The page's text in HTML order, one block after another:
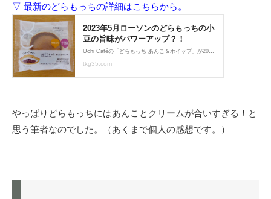
▽ 最新のどらもっちの詳細はこちらから。
やっぱりどらもっちにはあんことクリームが合いすぎる！と
思う筆者なのでした。（あくまで個人の感想です。）